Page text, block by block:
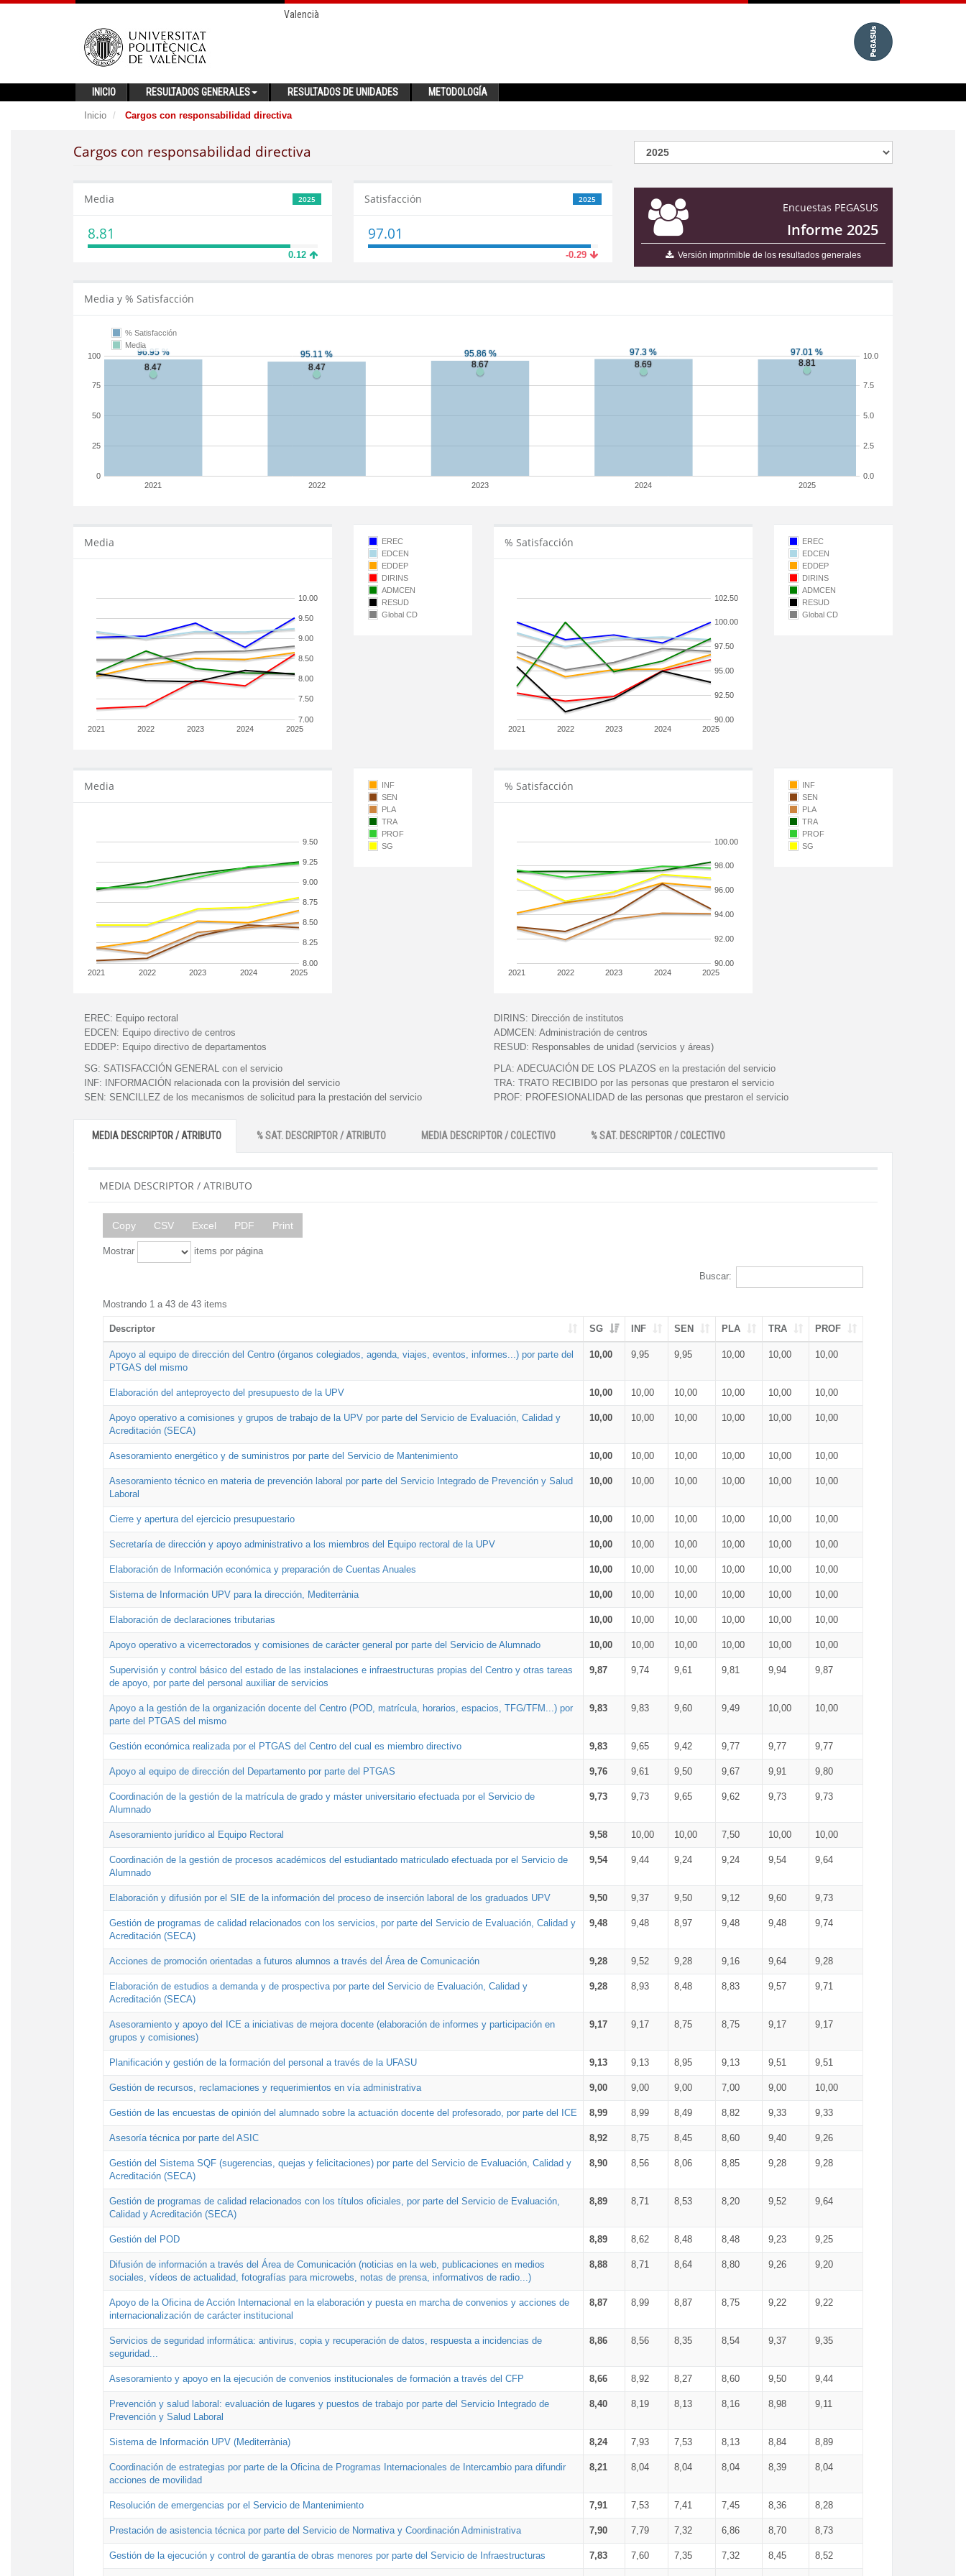
Valencià
INICIO RESULTADOS GENERALES RESULTADOS DE UNIDADES METODOLOGÍA
Inicio Cargos con responsabilidad directiva
Cargos con responsabilidad directiva
Encuestas PEGASUS
Informe 2025
Versión imprimible de los resultados generales
2025
Media
8.81
0.12
2025
Satisfacción
97.01
-0.29
Media y % Satisfacción
2021 2022 2023 2024 2025
0
25
50
75
100
0.0
2.5
5.0
7.5
10.0
% Satisfacción
Media
Media
2021 2022 2023 2024 2025
7.00
7.50
8.00
8.50
9.00
9.50
10.00
EREC
EDCEN
EDDEP
DIRINS
ADMCEN
RESUD
Global CD
% Satisfacción
2021 2022 2023 2024 2025
90.00
92.50
95.00
97.50
100.00
102.50
EREC
EDCEN
EDDEP
DIRINS
ADMCEN
RESUD
Global CD
Media
2021 2022 2023 2024 2025
8.00
8.25
8.50
8.75
9.00
9.25
9.50
INF
SEN
PLA
TRA
PROF
SG
% Satisfacción
2021 2022 2023 2024 2025
90.00
92.00
94.00
96.00
98.00
100.00
INF
SEN
PLA
TRA
PROF
SG
EREC: Equipo rectoral
EDCEN: Equipo directivo de centros
EDDEP: Equipo directivo de departamentos
DIRINS: Dirección de institutos
ADMCEN: Administración de centros
RESUD: Responsables de unidad (servicios y áreas)
SG: SATISFACCIÓN GENERAL con el servicio
INF:
INFORMACIÓN relacionada con la provisión del servicio
SEN: SENCILLEZ de los mecanismos de solicitud para la prestación del servicio
PLA: ADECUACIÓN DE LOS PLAZOS en la prestación del servicio
TRA: TRATO RECIBIDO por las personas que prestaron el servicio
PROF: PROFESIONALIDAD de las personas que prestaron el servicio
MEDIA DESCRIPTOR / ATRIBUTO % SAT. DESCRIPTOR / ATRIBUTO MEDIA DESCRIPTOR / COLECTIVO % SAT. DESCRIPTOR / COLECTIVO
MEDIA DESCRIPTOR / ATRIBUTO
Copy CSV Excel PDF Print
Mostrar items por página
Buscar:
Mostrando 1 a 43 de 43 items
Descriptor SG INF SEN PLA TRA PROF
Apoyo al equipo de dirección del Centro (órganos colegiados, agenda, viajes, eventos, informes...) por parte del
PTGAS del mismo
10,00 9,95 9,95 10,00 10,00 10,00
Elaboración del anteproyecto del presupuesto de la UPV 10,00 10,00 10,00 10,00 10,00 10,00
Apoyo operativo a comisiones y grupos de trabajo de la UPV por parte del Servicio de Evaluación, Calidad y
Acreditación (SECA)
10,00 10,00 10,00 10,00 10,00 10,00
Asesoramiento energético y de suministros por parte del Servicio de Mantenimiento 10,00 10,00 10,00 10,00 10,00 10,00
Asesoramiento técnico en materia de prevención laboral por parte del Servicio Integrado de Prevención y Salud
Laboral
10,00 10,00 10,00 10,00 10,00 10,00
Cierre y apertura del ejercicio presupuestario 10,00 10,00 10,00 10,00 10,00 10,00
Secretaría de dirección y apoyo administrativo a los miembros del Equipo rectoral de la UPV 10,00 10,00 10,00 10,00 10,00 10,00
Elaboración de Información económica y preparación de Cuentas Anuales 10,00 10,00 10,00 10,00 10,00 10,00
Sistema de Información UPV para la dirección, Mediterrània 10,00 10,00 10,00 10,00 10,00 10,00
Elaboración de declaraciones tributarias 10,00 10,00 10,00 10,00 10,00 10,00
Apoyo operativo a vicerrectorados y comisiones de carácter general por parte del Servicio de Alumnado 10,00 10,00 10,00 10,00 10,00 10,00
Supervisión y control básico del estado de las instalaciones e infraestructuras propias del Centro y otras tareas
de apoyo, por parte del personal auxiliar de servicios
9,87 9,74 9,61 9,81 9,94 9,87
Apoyo a la gestión de la organización docente del Centro (POD, matrícula, horarios, espacios, TFG/TFM...) por
parte del PTGAS del mismo
9,83 9,83 9,60 9,49 10,00 10,00
Gestión económica realizada por el PTGAS del Centro del cual es miembro directivo 9,83 9,65 9,42 9,77 9,77 9,77
Apoyo al equipo de dirección del Departamento por parte del PTGAS 9,76 9,61 9,50 9,67 9,91 9,80
Coordinación de la gestión de la matrícula de grado y máster universitario efectuada por el Servicio de
Alumnado
9,73 9,73 9,65 9,62 9,73 9,73
Asesoramiento jurídico al Equipo Rectoral 9,58 10,00 10,00 7,50 10,00 10,00
Coordinación de la gestión de procesos académicos del estudiantado matriculado efectuada por el Servicio de
Alumnado
9,54 9,44 9,24 9,24 9,54 9,64
Elaboración y difusión por el SIE de la información del proceso de inserción laboral de los graduados UPV 9,50 9,37 9,50 9,12 9,60 9,73
Gestión de programas de calidad relacionados con los servicios, por parte del Servicio de Evaluación, Calidad y
Acreditación (SECA)
9,48 9,48 8,97 9,48 9,48 9,74
Acciones de promoción orientadas a futuros alumnos a través del Área de Comunicación 9,28 9,52 9,28 9,16 9,64 9,28
Elaboración de estudios a demanda y de prospectiva por parte del Servicio de Evaluación, Calidad y
Acreditación (SECA)
9,28 8,93 8,48 8,83 9,57 9,71
Asesoramiento y apoyo del ICE a iniciativas de mejora docente (elaboración de informes y participación en
grupos y comisiones)
9,17 9,17 8,75 8,75 9,17 9,17
Planificación y gestión de la formación del personal a través de la UFASU 9,13 9,13 8,95 9,13 9,51 9,51
Gestión de recursos, reclamaciones y requerimientos en vía administrativa 9,00 9,00 9,00 7,00 9,00 10,00
Gestión de las encuestas de opinión del alumnado sobre la actuación docente del profesorado, por parte del ICE 8,99 8,99 8,49 8,82 9,33 9,33
Asesoría técnica por parte del ASIC 8,92 8,75 8,45 8,60 9,40 9,26
Gestión del Sistema SQF (sugerencias, quejas y felicitaciones) por parte del Servicio de Evaluación, Calidad y
Acreditación (SECA)
8,90 8,56 8,06 8,85 9,28 9,28
Gestión de programas de calidad relacionados con los títulos oficiales, por parte del Servicio de Evaluación,
Calidad y Acreditación (SECA)
8,89 8,71 8,53 8,20 9,52 9,64
Gestión del POD 8,89 8,62 8,48 8,48 9,23 9,25
Difusión de información a través del Área de Comunicación (noticias en la web, publicaciones en medios
sociales, vídeos de actualidad, fotografías para microwebs, notas de prensa, informativos de radio...)
8,88 8,71 8,64 8,80 9,26 9,20
Apoyo de la Oficina de Acción Internacional en la elaboración y puesta en marcha de convenios y acciones de
internacionalización de carácter institucional
8,87 8,99 8,87 8,75 9,22 9,22
Servicios de seguridad informática: antivirus, copia y recuperación de datos, respuesta a incidencias de
seguridad...
8,86 8,56 8,35 8,54 9,37 9,35
Asesoramiento y apoyo en la ejecución de convenios institucionales de formación a través del CFP 8,66 8,92 8,27 8,60 9,50 9,44
Prevención y salud laboral: evaluación de lugares y puestos de trabajo por parte del Servicio Integrado de
Prevención y Salud Laboral
8,40 8,19 8,13 8,16 8,98 9,11
Sistema de Información UPV (Mediterrània) 8,24 7,93 7,53 8,13 8,84 8,89
Coordinación de estrategias por parte de la Oficina de Programas Internacionales de Intercambio para difundir
acciones de movilidad
8,21 8,04 8,04 8,04 8,39 8,04
Resolución de emergencias por el Servicio de Mantenimiento 7,91 7,53 7,41 7,45 8,36 8,28
Prestación de asistencia técnica por parte del Servicio de Normativa y Coordinación Administrativa 7,90 7,79 7,32 6,86 8,70 8,73
Gestión de la ejecución y control de garantía de obras menores por parte del Servicio de Infraestructuras 7,83 7,60 7,35 7,32 8,45 8,52